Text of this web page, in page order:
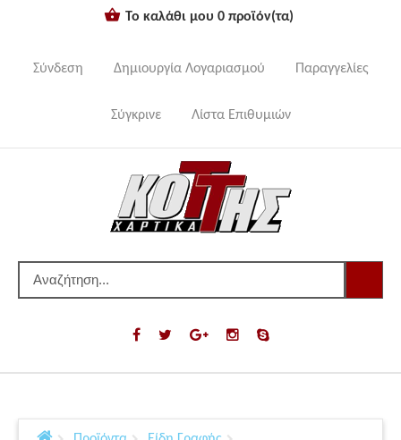
Το καλάθι μου 0 προϊόν(τα)
Σύνδεση Δημιουργία Λογαριασμού Παραγγελίες
Σύγκρινε Λίστα Επιθυμιών